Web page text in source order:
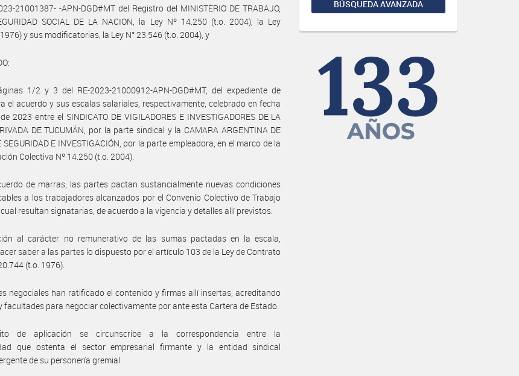
BÚSQUEDA AVANZADA
21001387- -APN-DGD#MT del Registro del MINISTERIO DE TRABAJO,
SOCIAL DE LA NACION, la Ley Nº 14.250 (t.o. 2004), la Ley
y sus modificatorias, la Ley N° 23.546 (t.o. 2004), y
1/2 y 3 del RE-2023-21000912-APN-DGD#MT, del expediente de
el acuerdo y sus escalas salariales, respectivamente, celebrado en fecha
2023 entre el SINDICATO DE VIGILADORES E INVESTIGADORES DE LA
DE TUCUMÁN, por la parte sindical y la CAMARA ARGENTINA DE
SEGURIDAD E INVESTIGACIÓN, por la parte empleadora, en el marco de la
Colectiva Nº 14.250 (t.o. 2004).
de marras, las partes pactan sustancialmente nuevas condiciones
a los trabajadores alcanzados por el Convenio Colectivo de Trabajo
resultan signatarias, de acuerdo a la vigencia y detalles allí previstos.
al carácter no remunerativo de las sumas pactadas en la escala,
saber a las partes lo dispuesto por el artículo 103 de la Ley de Contrato
(t.o. 1976).
negociales han ratificado el contenido y firmas allí insertas, acreditando
facultades para negociar colectivamente por ante esta Cartera de Estado.
de aplicación se circunscribe a la correspondencia entre la
que ostenta el sector empresarial firmante y la entidad sindical
de su personería gremial.